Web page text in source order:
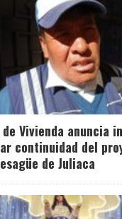
Vivienda anuncia
continuidad del
de Juliaca